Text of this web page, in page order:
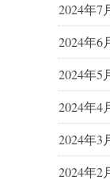
2024年7
2024年6
2024年5
2024年4
2024年3
2024年2